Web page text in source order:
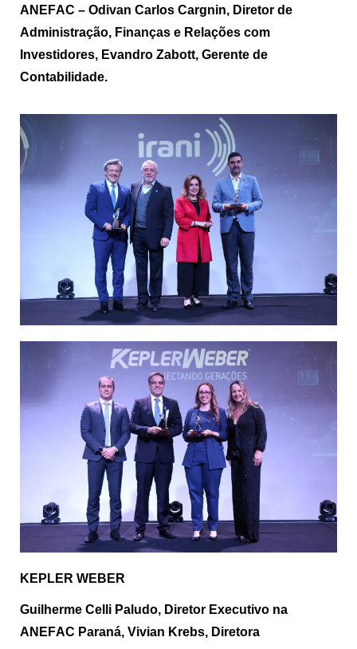
ANEFAC – Odivan Carlos Cargnin, Diretor de
Administração, Finanças e Relações com
Investidores, Evandro Zabott, Gerente de
Contabilidade.
KEPLER WEBER
Guilherme Celli Paludo, Diretor Executivo na
ANEFAC Paraná, Vivian Krebs, Diretora